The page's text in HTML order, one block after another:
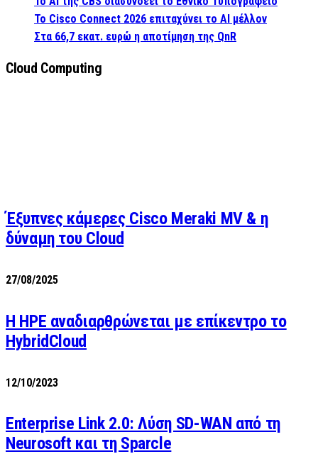
Το Cisco Connect 2026 επιταχύνει το AI μέλλον
Στα 66,7 εκατ. ευρώ η αποτίμηση της QnR
Cloud Computing
Έξυπνες κάμερες Cisco Meraki MV & η
δύναμη του Cloud
27/08/2025
H HPE αναδιαρθρώνεται με επίκεντρο το
HybridCloud
12/10/2023
Enterprise Link 2.0: Λύση SD-WAN από τη
Neurosoft και τη Sparcle